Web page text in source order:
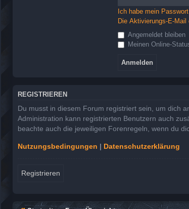
Ich habe mein
Die Aktivierungs-E-Mail
Angemeldet bleiben
Meinen Online-
REGISTRIEREN
Du musst in diesem Forum registriert sein, um dich
Administration kann registrierten Benutzern auch
beachte auch die jeweiligen Forenregeln, wenn du
Nutzungsbedingungen | Datenschutzerklärung
Registrieren